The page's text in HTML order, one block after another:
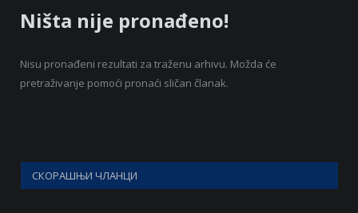
Ništa nije pronađeno!
Nisu pronađeni rezultati za traženu arhivu. Možda će
pretraživanje pomoći pronaći sličan članak.
СКОРАШЊИ ЧЛАНЦИ